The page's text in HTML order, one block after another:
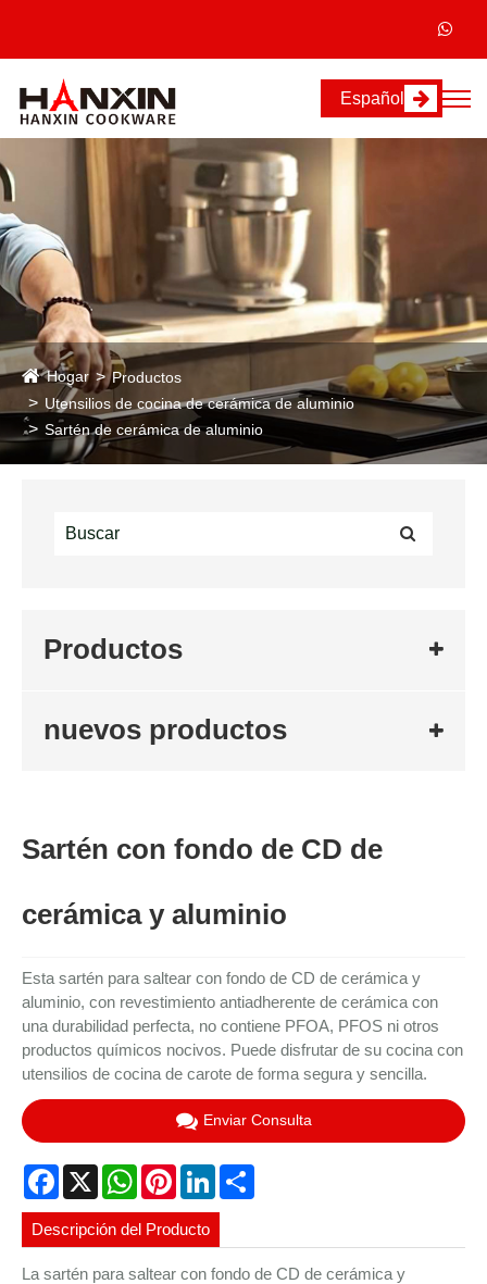
Español
Hogar
Productos
Utensilios de cocina de cerámica de aluminio
Sartén de cerámica de aluminio
Productos
nuevos productos
Sartén con fondo de CD de
cerámica y aluminio
Esta sartén para saltear con fondo de CD de cerámica y
aluminio, con revestimiento antiadherente de cerámica con
una durabilidad perfecta, no contiene PFOA, PFOS ni otros
productos químicos nocivos. Puede disfrutar de su cocina con
utensilios de cocina de carote de forma segura y sencilla.
Enviar Consulta
Facebook
X WhatsAppPinterestLinkedIn
Descripción del Producto
La sartén para saltear con fondo de CD de cerámica y